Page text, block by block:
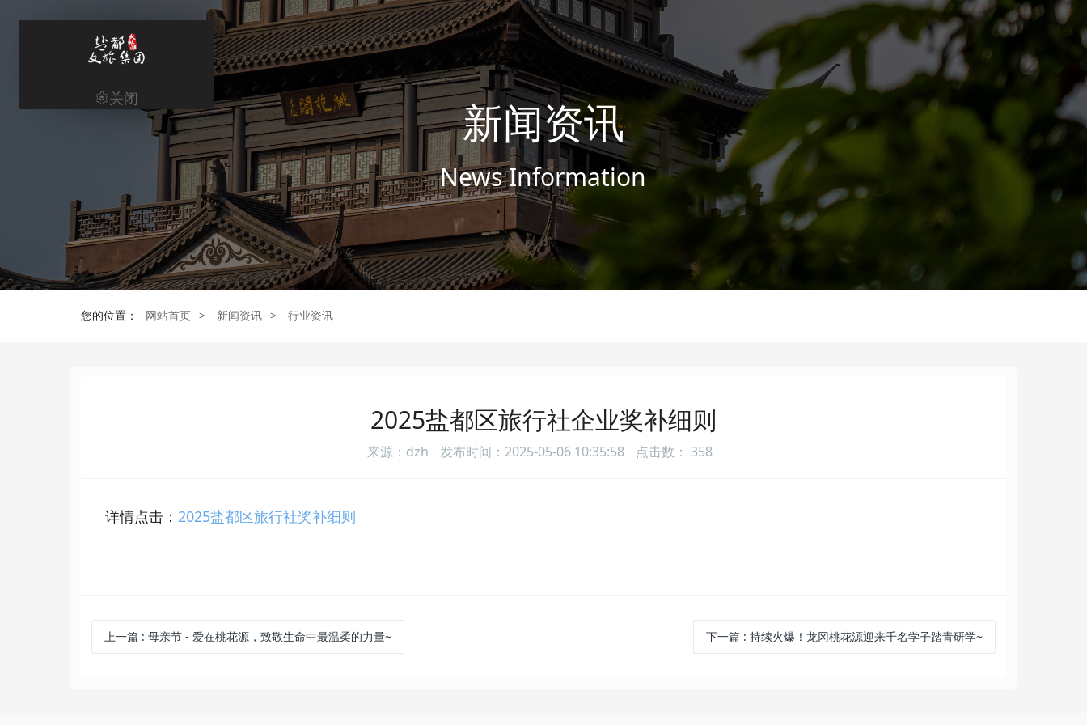
集团业务
新闻资讯
信息公开
关闭 新闻资讯
News Information
您的位置： 网站首页 > 新闻资讯 > 行业资讯
2025盐都区旅行社企业奖补细则
来源：dzh 发布时间：2025-05-06 10:35:58 点击数： 358
详情点击： 2025盐都区旅行社奖补细则
上一篇 :母亲节 - 爱在桃花源，致敬生命中最温柔的力量~ 下一篇: 持续火爆！龙冈桃花源迎来千名学子踏青研学~